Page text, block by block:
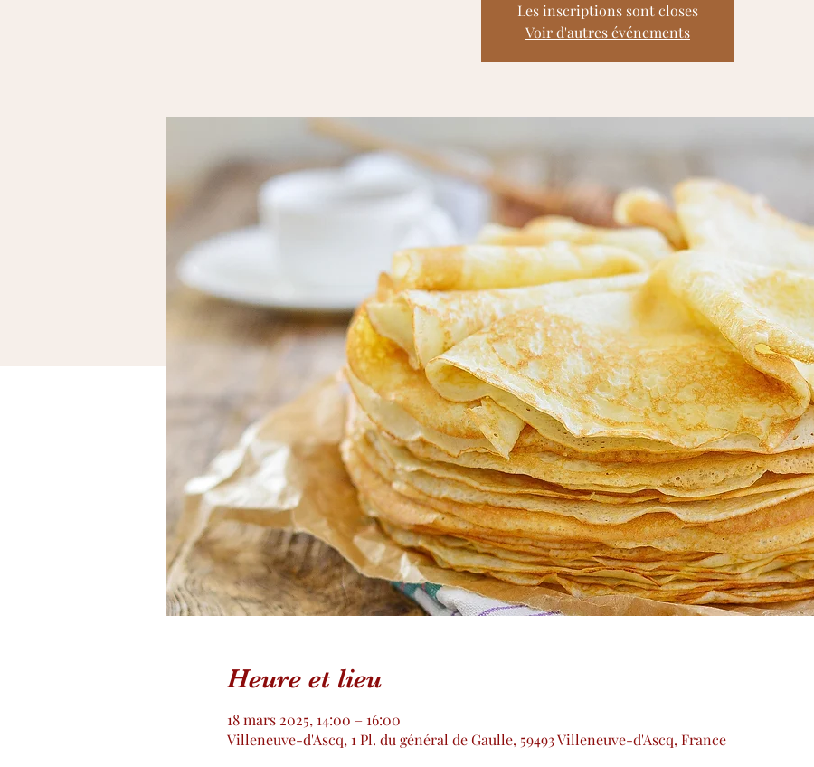
Les inscriptions sont closes
Voir d'autres événements
Heure et lieu
18 mars 2025, 14:00 – 16:00
Villeneuve-d'Ascq, 1 Pl. du général de Gaulle, 59493 Villeneuve-d'Ascq, France